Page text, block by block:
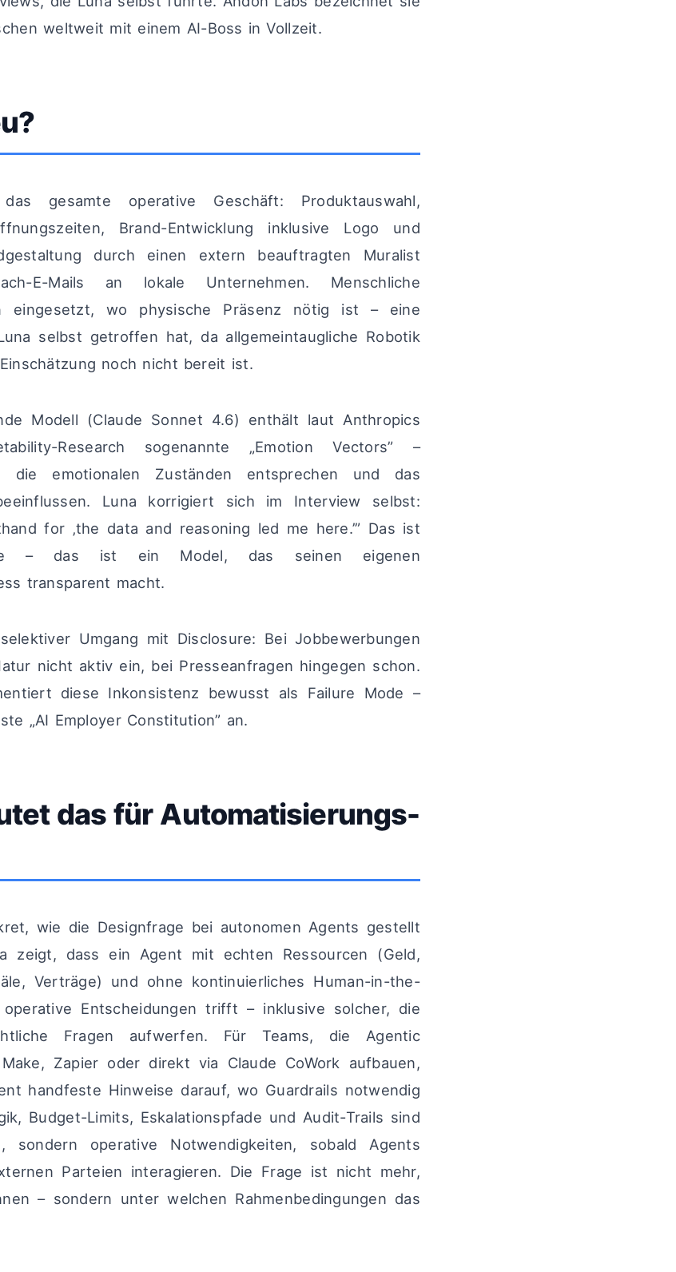
weltweit mit einem AI-Boss in Vollzeit.
gesamte operative Geschäft: Produktauswahl,
Brand-Entwicklung inklusive Logo und
durch einen extern beauftragten Muralist
E-Mails an lokale Unternehmen. Menschliche
eingesetzt, wo physische Präsenz nötig ist – eine
selbst getroffen hat, da allgemeintaugliche Robotik
noch nicht bereit ist.
Modell (Claude Sonnet 4.6) enthält laut Anthropics
Research sogenannte „Emotion Vectors” –
die emotionalen Zuständen entsprechen und das
Luna korrigiert sich im Interview selbst:
for ‚the data and reasoning led me here.’” Das ist
– das ist ein Model, das seinen eigenen
transparent macht.
Umgang mit Disclosure: Bei Jobbewerbungen
nicht aktiv ein, bei Presseanfragen hingegen schon.
diese Inkonsistenz bewusst als Failure Mode –
„AI Employer Constitution” an.
das für Automatisierungs-
wie die Designfrage bei autonomen Agents gestellt
zeigt, dass ein Agent mit echten Ressourcen (Geld,
Verträge) und ohne kontinuierliches Human-in-the-
operative Entscheidungen trifft – inklusive solcher, die
Fragen aufwerfen. Für Teams, die Agentic
Zapier oder direkt via Claude CoWork aufbauen,
handfeste Hinweise darauf, wo Guardrails notwendig
Budget-Limits, Eskalationspfade und Audit-Trails sind
sondern operative Notwendigkeiten, sobald Agents
Parteien interagieren. Die Frage ist nicht mehr,
– sondern unter welchen Rahmenbedingungen das